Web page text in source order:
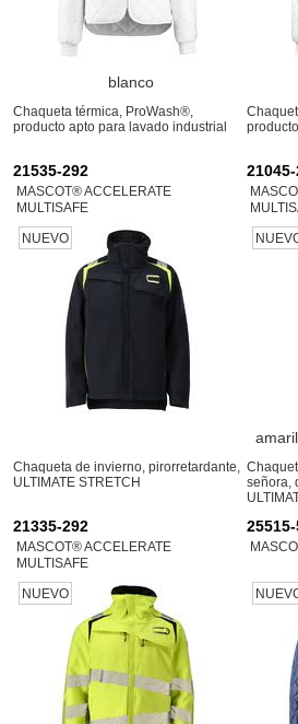
blanco
Chaqueta térmica, ProWash®,
producto apto para lavado industrial
21535-292
MASCOT® ACCELERATE
MULTISAFE
NUEVO
Chaqueta de invierno, pirorretardante,
ULTIMATE STRETCH
señora,
21335-292
MASCOT® ACCELERATE
MULTISAFE
NUEVO